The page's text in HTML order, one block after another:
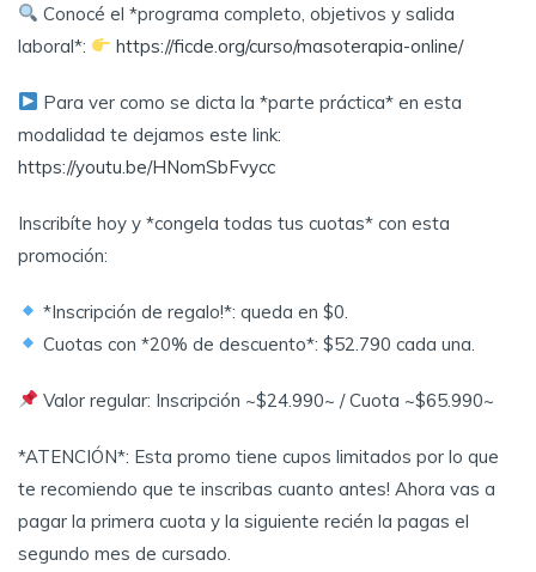
Conocé el *programa completo, objetivos y salida
laboral*:
https://ficde.org/curso/masoterapia-online/
Para ver como se dicta la *parte práctica* en esta
modalidad te dejamos este link:
https://youtu.be/HNomSbFvycc
Inscribíte hoy y *congela todas tus cuotas* con esta
promoción:
*Inscripción de regalo!*: queda en $0.
Cuotas con *20% de descuento*: $52.790 cada una.
Valor regular: Inscripción ~$24.990~ / Cuota ~$65.990~
*ATENCIÓN*: Esta promo tiene cupos limitados por lo que
te recomiendo que te inscribas cuanto antes! Ahora vas a
pagar la primera cuota y la siguiente recién la pagas el
segundo mes de cursado.